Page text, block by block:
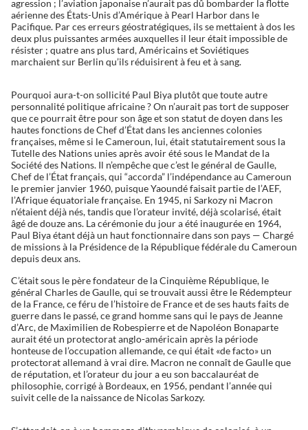
agression ; l’aviation japonaise n’aurait pas dû bombarder la flotte
aérienne des États-Unis d’Amérique à Pearl Harbor dans le
Pacifique. Par ces erreurs géostratégiques, ils se mettaient à dos les
deux plus puissantes armées auxquelles il leur était impossible de
résister ; quatre ans plus tard, Américains et Soviétiques
marchaient sur Berlin qu’ils réduisirent à feu et à sang.
Pourquoi aura-t-on sollicité Paul Biya plutôt que toute autre
personnalité politique africaine ? On n’aurait pas tort de supposer
que ce pourrait être pour son âge et son statut de doyen dans les
hautes fonctions de Chef d’État dans les anciennes colonies
françaises, même si le Cameroun, lui, était statutairement sous la
Tutelle des Nations unies après avoir été sous le Mandat de la
Société des Nations. Il n’empêche que c’est le général de Gaulle,
Chef de l’État français, qui “accorda” l’indépendance au Cameroun
le premier janvier 1960, puisque Yaoundé faisait partie de l’AEF,
l’Afrique équatoriale française. En 1945, ni Sarkozy ni Macron
n’étaient déjà nés, tandis que l’orateur invité, déjà scolarisé, était
âgé de douze ans. La cérémonie du jour a été inaugurée en 1964,
Paul Biya étant déjà un haut fonctionnaire dans son pays — Chargé
de missions à la Présidence de la République fédérale du Cameroun
depuis deux ans.
C’était sous le père fondateur de la Cinquième République, le
général Charles de Gaulle, qui se trouvait aussi être le Rédempteur
de la France, ce féru de l’histoire de France et de ses hauts faits de
guerre dans le passé, ce grand homme sans qui le pays de Jeanne
d’Arc, de Maximilien de Robespierre et de Napoléon Bonaparte
aurait été un protectorat anglo-américain après la période
honteuse de l’occupation allemande, ce qui était «de facto» un
protectorat allemand à vrai dire. Macron ne connaît de Gaulle que
de réputation, et l’orateur du jour a eu son baccalauréat de
philosophie, corrigé à Bordeaux, en 1956, pendant l’année qui
suivit celle de la naissance de Nicolas Sarkozy.